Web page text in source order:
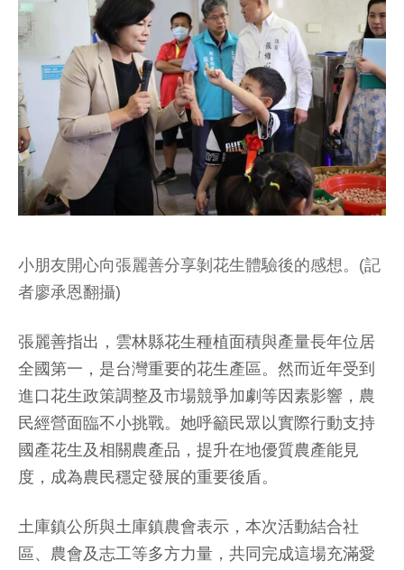
小朋友開心向張麗善分享剝花生體驗後的感想。(記
者廖承恩翻攝)
張麗善指出，雲林縣花生種植面積與產量長年位居
全國第一，是台灣重要的花生產區。然而近年受到
進口花生政策調整及市場競爭加劇等因素影響，農
民經營面臨不小挑戰。她呼籲民眾以實際行動支持
國產花生及相關農產品，提升在地優質農產能見
度，成為農民穩定發展的重要後盾。
土庫鎮公所與土庫鎮農會表示，本次活動結合社
區、農會及志工等多方力量，共同完成這場充滿愛